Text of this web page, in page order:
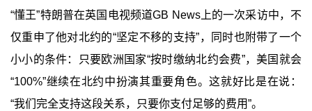
“懂王”特朗普在英国电视频道GB News上的一次采访中，不
仅重申了他对北约的“坚定不移的支持”，同时也附带了一个
小小的条件：只要欧洲国家“按时缴纳北约会费”，美国就会
“100%”继续在北约中扮演其重要角色。这就好比是在说：
“我们完全支持这段关系，只要你支付足够的费用”。